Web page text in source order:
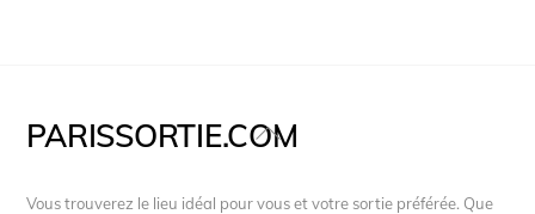
Back
Top
PARISSORTIE.COM
Vous trouverez le lieu idéal pour vous et votre sortie préférée. Que